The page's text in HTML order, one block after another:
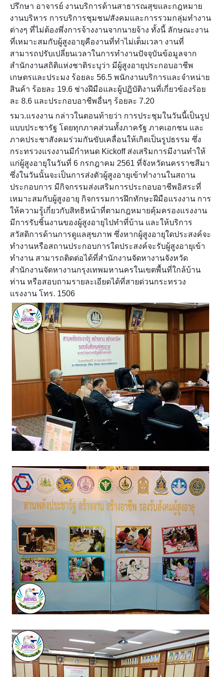
ปรึกษา อาจารย์ งานบริการด้านสาธารณสุขและกฎหมาย
งานบริหาร การบริการชุมชน/สังคมและการรวมกลุ่มทำงาน
ต่างๆ ที่ไม่ต้องพึ่งการจ้างงานจากนายจ้าง ทั้งนี้ ลักษณะงาน
ที่เหมาะสมกับผู้สูงอายุคืองานที่ทำไม่เต็มเวลา งานที่
สามารถปรับเปลี่ยนเวลาในการทำงานปัจจุบันข้อมูลจาก
สำนักงานสถิติแห่งชาติระบุว่า มีผู้สูงอายุประกอบอาชีพ
เกษตรและประมง ร้อยละ 56.5 พนักงานบริการและจำหน่าย
สินค้า ร้อยละ 19.6 ช่างฝีมือและผู้ปฏิบัติงานที่เกี่ยวข้องร้อย
ละ 8.6 และประกอบอาชีพอื่นๆ ร้อยละ 7.20
รมว.แรงงาน กล่าวในตอนท้ายว่า การประชุมในวันนี้เป็นรูป
แบบประชารัฐ โดยทุกภาคส่วนทั้งภาครัฐ ภาคเอกชน และ
ภาคประชาสังคมร่วมกันขับเคลื่อนให้เกิดเป็นรูปธรรม ซึ่ง
กระทรวงแรงงานมีกำหนด Kickoff ส่งเสริมการมีงานทำให้
แก่ผู้สูงอายุในวันที่ 6 กรกฎาคม 2561 ที่จังหวัดนครราชสีมา
ซึ่งในวันนั้นจะเป็นการส่งตัวผู้สูงอายุเข้าทำงานในสถาน
ประกอบการ มีกิจกรรมส่งเสริมการประกอบอาชีพอิสระที่
เหมาะสมกับผู้สูงอายุ กิจกรรมการฝึกทักษะฝีมือแรงงาน การ
ให้ความรู้เกี่ยวกับสิทธิหน้าที่ตามกฎหมายคุ้มครองแรงงาน
มีการรับชิ้นงานของผู้สูงอายุไปทำที่บ้าน และให้บริการ
สวัสดิการด้านการดูแลสุขภาพ ซึ่งหากผู้สูงอายุใดประสงค์จะ
ทำงานหรือสถานประกอบการใดประสงค์จะรับผู้สูงอายุเข้า
ทำงาน สามารถติดต่อได้ที่สำนักงานจัดหางานจังหวัด
สำนักงานจัดหางานกรุงเทพมหานครในเขตพื้นที่ใกล้บ้าน
ท่าน หรือสอบถามรายละเอียดได้ที่สายด่วนกระทรวง
แรงงาน โทร. 1506